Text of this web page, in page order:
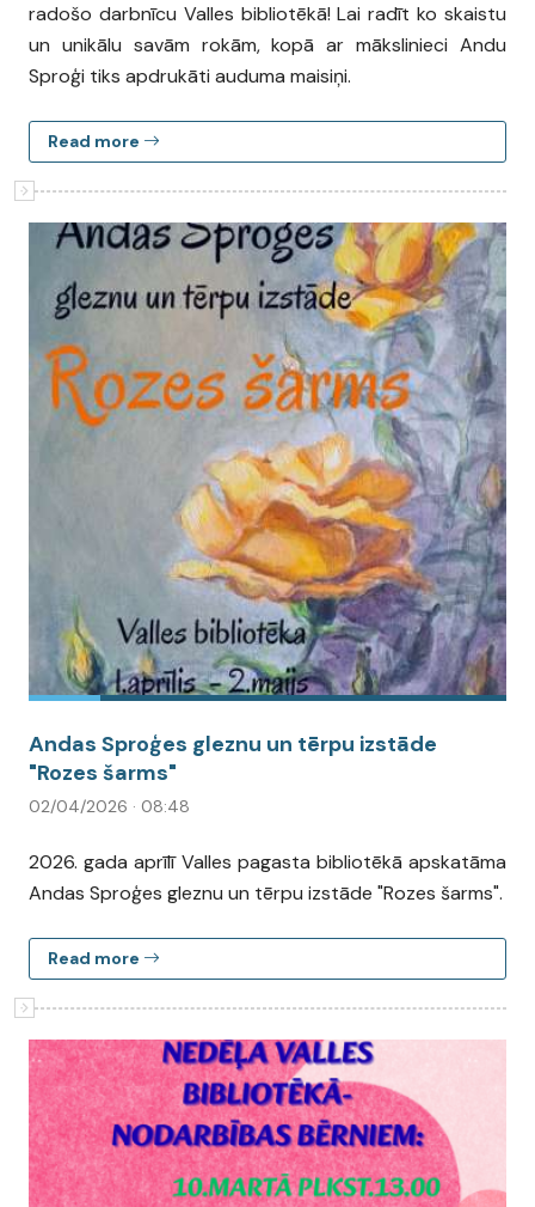
radošo darbnīcu Valles bibliotēkā! Lai radīt ko skaistu
un unikālu savām rokām, kopā ar mākslinieci Andu
Sproģi tiks apdrukāti auduma maisiņi.
Read more
Andas Sproģes gleznu un tērpu izstāde
"Rozes šarms"
02/04/2026 · 08:48
2026. gada aprīlī Valles pagasta bibliotēkā apskatāma
Andas Sproģes gleznu un tērpu izstāde "Rozes šarms".
Read more